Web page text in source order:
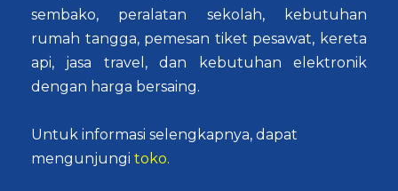
sembako, peralatan sekolah, kebutuhan
rumah tangga, pemesan tiket pesawat, kereta
api, jasa travel, dan kebutuhan elektronik
dengan harga bersaing.
Untuk informasi selengkapnya, dapat
mengunjungi toko.